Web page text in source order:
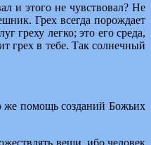
и этого не чувствовал? Не
Грех всегда порождает
греху легко; это его среда,
грех в тебе. Так солнечный
же помощь созданий Божьих
вещи, ибо человек